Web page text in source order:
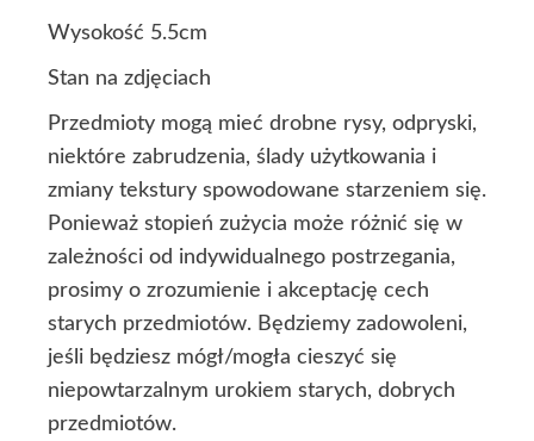
Wysokość 5.5cm
Stan na zdjęciach
Przedmioty mogą mieć drobne rysy, odpryski,
niektóre zabrudzenia, ślady użytkowania i
zmiany tekstury spowodowane starzeniem się.
Ponieważ stopień zużycia może różnić się w
zależności od indywidualnego postrzegania,
prosimy o zrozumienie i akceptację cech
starych przedmiotów. Będziemy zadowoleni,
jeśli będziesz mógł/mogła cieszyć się
niepowtarzalnym urokiem starych, dobrych
przedmiotów.